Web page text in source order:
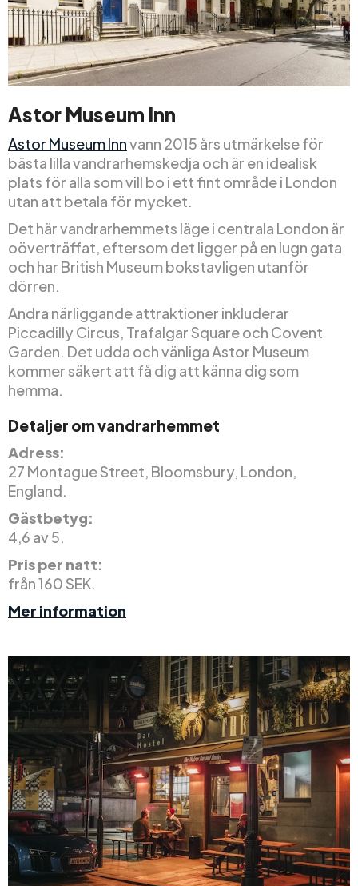
Astor Museum Inn
Astor Museum Innvann 2015 års utmärkelse för
bästa lilla vandrarhemskedja och är en idealisk
plats för alla som vill bo i ett fint område i London
utan att betala för mycket.
Det här vandrarhemmets läge i centrala London är
oöverträffat, eftersom det ligger på en lugn gata
och har British Museum bokstavligen utanför
dörren.
Andra närliggande attraktioner inkluderar
Piccadilly Circus, Trafalgar Square och Covent
Garden. Det udda och vänliga Astor Museum
kommer säkert att få dig att känna dig som
hemma.
Detaljer om vandrarhemmet
Adress:
27 Montague Street, Bloomsbury, London,
England.
Gästbetyg:
4,6 av 5.
Pris per natt:
från 160 SEK.
Mer information